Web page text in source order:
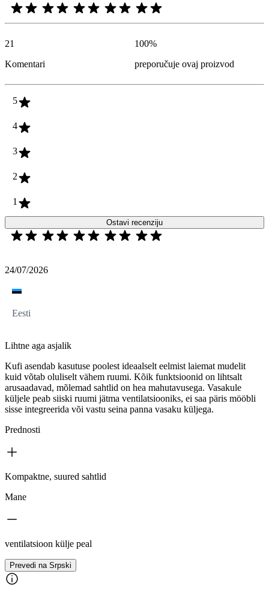
21
Komentari
100%
preporučuje ovaj proizvod
5
4
3
2
1
Ostavi recenziju
24/07/2026
Eesti
Lihtne aga asjalik
Kufi asendab kasutuse poolest ideaalselt eelmist laiemat mudelit
kuid võtab oluliselt vähem ruumi. Kõik funktsioonid on lihtsalt
arusaadavad, mõlemad sahtlid on hea mahutavusega. Vasakule
küljele peab siiski ruumi jätma ventilatsiooniks, ei saa päris mööbli
sisse integreerida või vastu seina panna vasaku küljega.
Prednosti
Kompaktne, suured sahtlid
Mane
ventilatsioon külje peal
Prevedi na Srpski